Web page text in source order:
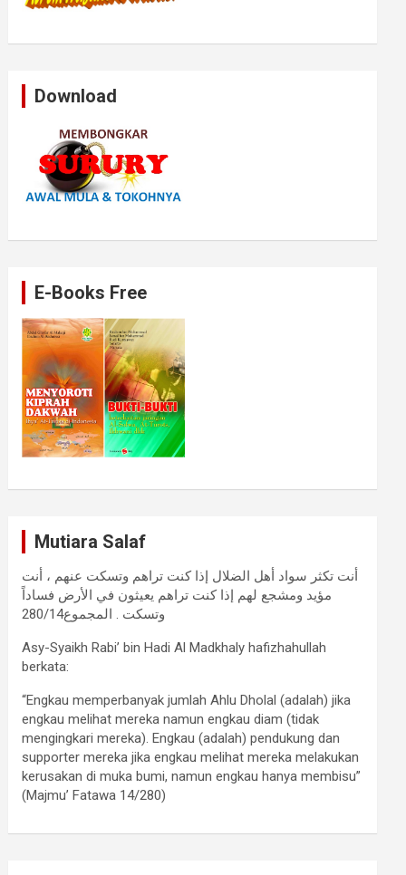
Download
E-Books Free
Mutiara Salaf
أنت تكثر سواد أهل الضلال إذا كنت تراهم وتسكت عنهم ، أنت
مؤيد ومشجع لهم إذا كنت تراهم يعيثون في الأرض فساداً
وتسكت . المجموع280/14
Asy-Syaikh Rabi’ bin Hadi Al Madkhaly hafizhahullah
berkata:
“Engkau memperbanyak jumlah Ahlu Dholal (adalah) jika
engkau melihat mereka namun engkau diam (tidak
mengingkari mereka). Engkau (adalah) pendukung dan
supporter mereka jika engkau melihat mereka melakukan
kerusakan di muka bumi, namun engkau hanya membisu”
(Majmu’ Fatawa 14/280)